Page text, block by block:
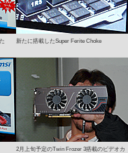
新たに搭載したSuper Ferite Choke
2月上旬予定のTwin Frozer 3搭載のビデオカ